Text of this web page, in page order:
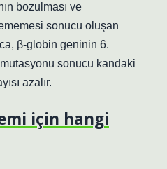
bozulması ve
sonucu oluşan
β-globin geninin 6.
sonucu kandaki
azalır.
için hangi